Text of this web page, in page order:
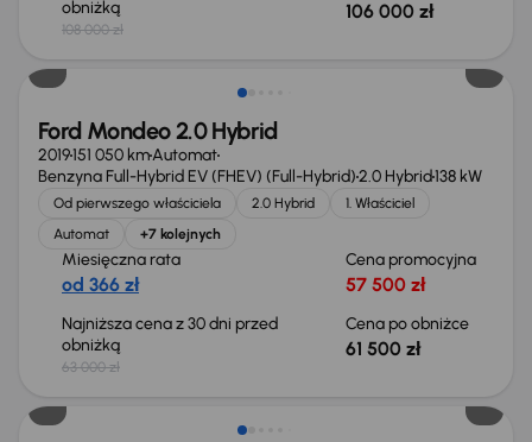
obniżką
108 000 zł
106 000 zł
Taniej o 1 500 zł
Ford Mondeo 2.0 Hybrid
2019151 050 kmAutomat
Benzyna Full-Hybrid EV (FHEV) (Full-Hybrid)2.0 Hybrid138 kW
Od pierwszego właściciela 2.0 Hybrid
1. Właściciel
Automat
+7 kolejnych
Miesięczna rata
od 366 zł
Cena promocyjna
57 500 zł
Najniższa cena z 30 dni przed
obniżką
63 000 zł
Cena po obniżce
61 500 zł
Taniej o 1 000 zł